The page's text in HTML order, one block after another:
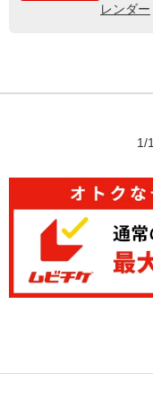
レンダー
1/1